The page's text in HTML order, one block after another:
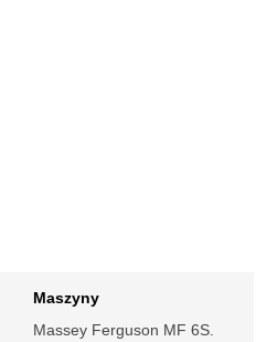
Maszyny
Massey Ferguson MF 6S.